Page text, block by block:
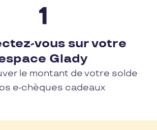
vous sur votre
Glady
le montant de votre solde
e-chèques cadeaux